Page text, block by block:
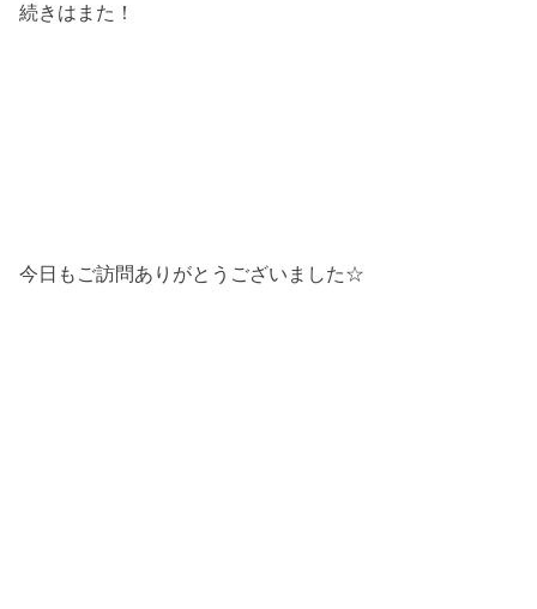
続きはまた！
今日もご訪問ありがとうございました☆